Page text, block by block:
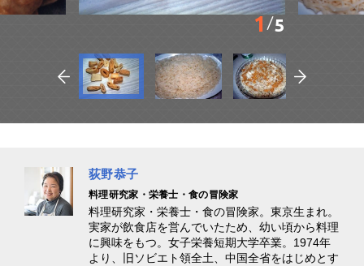
1 5
荻野恭子
料理研究家・栄養士・食の冒険家
料理研究家・栄養士・食の冒険家。東京生まれ。
実家が飲食店を営んでいたため、幼い頃から料理
に興味をもつ。女子栄養短期大学卒業。1974年
より、旧ソビエト領全土、中国全省をはじめとす